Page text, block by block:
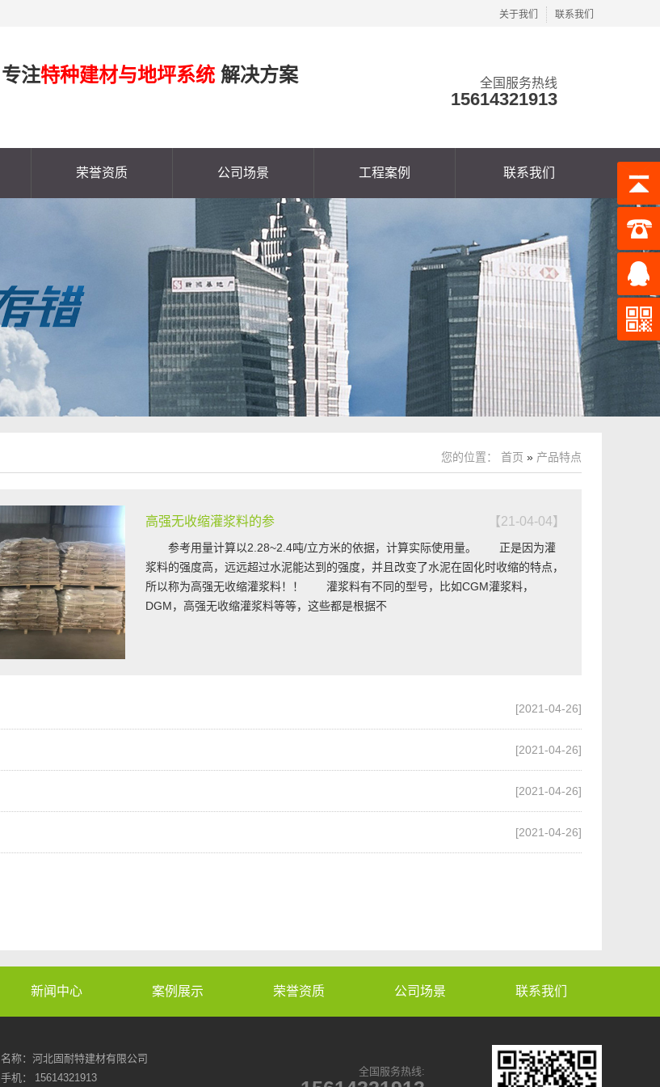
关于我们 联系我们
专注特种建材与地坪系统 解决方案 全国服务热线
15614321913
荣誉资质 公司场景 工程案例 联系我们
您的位置： 首页 » 产品特点
【21-04-04】
高强无收缩灌浆料的参
参考用量计算以2.28~2.4吨/立方米的依据，计算实际使用量。 正是因为灌
浆料的强度高，远远超过水泥能达到的强度，并且改变了水泥在固化时收缩的特点，
所以称为高强无收缩灌浆料！！ 灌浆料有不同的型号，比如CGM灌浆料，
DGM，高强无收缩灌浆料等等，这些都是根据不
[2021-04-26]
[2021-04-26]
[2021-04-26]
[2021-04-26]
新闻中心 案例展示 荣誉资质 公司场景 联系我们
名称：河北固耐特建材有限公司
手机： 15614321913
全国服务热线: